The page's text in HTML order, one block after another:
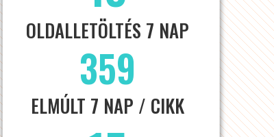
OLDALLETÖLTÉS 7 NAP
359
ELMÚLT 7 NAP / CIKK